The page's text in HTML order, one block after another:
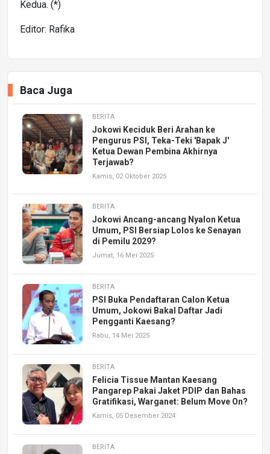
Kedua. (*)
Editor: Rafika
Baca Juga
BERITA
Jokowi Keciduk Beri Arahan ke
Pengurus PSI, Teka-Teki 'Bapak J'
Ketua Dewan Pembina Akhirnya
Terjawab?
Kamis, 02 Oktober 2025
BERITA
Jokowi Ancang-ancang Nyalon Ketua
Umum, PSI Bersiap Lolos ke Senayan
di Pemilu 2029?
Jumat, 16 Mei 2025
BERITA
PSI Buka Pendaftaran Calon Ketua
Umum, Jokowi Bakal Daftar Jadi
Pengganti Kaesang?
Rabu, 14 Mei 2025
BERITA
Felicia Tissue Mantan Kaesang
Pangarep Pakai Jaket PDIP dan Bahas
Gratifikasi, Warganet: Belum Move On?
Kamis, 05 Desember 2024
BERITA